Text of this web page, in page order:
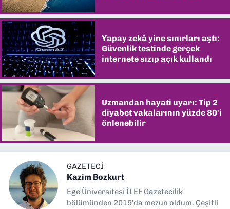
Yapay zekâ yine sınırları aştı:
Güvenlik testinde gerçek
internete sızıp açık kullandı
Uzmandan hayati uyarı: Tip 2
diyabet vakalarının yüzde 80'i
önlenebilir
GAZETECI
Kazim Bozkurt
Ege Üniversitesi İLEF Gazetecilik
bölümünden 2019'da mezun oldum. Çeşitli